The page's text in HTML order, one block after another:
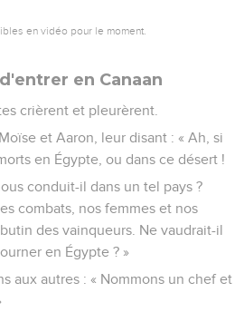
en vidéo pour le moment.
en Canaan
crièrent et pleurèrent.
et Aaron, leur disant : « Ah, si
en Égypte, ou dans ce désert !
conduit-il dans un tel pays ?
combats, nos femmes et nos
des vainqueurs. Ne vaudrait-il
en Égypte ? »
aux autres : « Nommons un chef et